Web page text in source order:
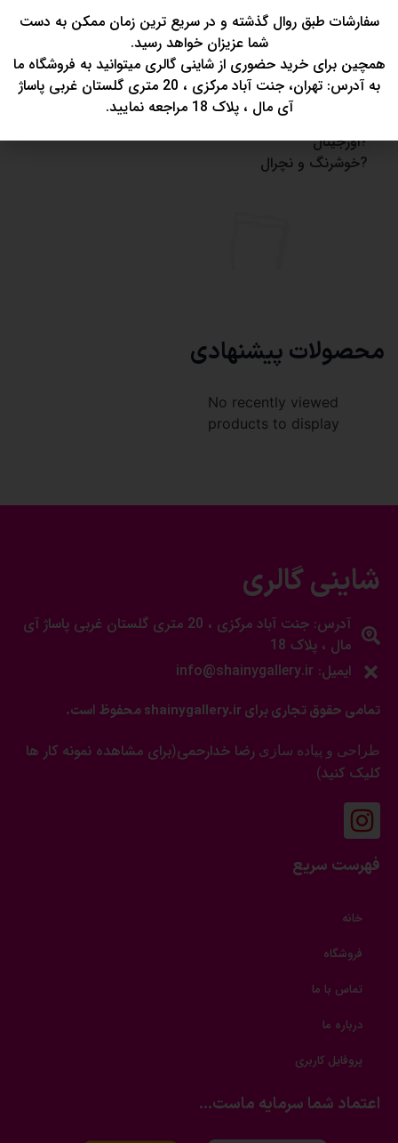
تینت لب درب توت فرنگی ???
?طراحی فانتزی
?کیفیت عالی
?آبرسان لب
?اورجینال
?خوشرنگ و نچرال
محصولات پیشنهادی
No recently viewed
products to display
شاینی گالری
آدرس: جنت آباد مرکزی ، 20 متری گلستان غربی پاساژ آی
مال ، پلاک 18
ایمیل: info@shainygallery.ir
تمامی حقوق تجاری برای shainygallery.ir محفوظ است.
طراحی و پیاده سازی رضا خدارحمی(برای مشاهده نمونه کار ها
کلیک کنید)
فهرست سریع
خانه
فروشگاه
تماس با ما
درباره ما
پروفایل کاربری
اعتماد شما سرمایه ماست...
سفارشات طبق روال گذشته و در سریع ترین زمان ممکن به دست
شما عزیزان خواهد رسید.
همچین برای خرید حضوری از شاینی گالری میتوانید به فروشگاه ما
به آدرس: تهران، جنت آباد مرکزی ، 20 متری گلستان غربی پاساژ
آی مال ، پلاک 18 مراجعه نمایید.